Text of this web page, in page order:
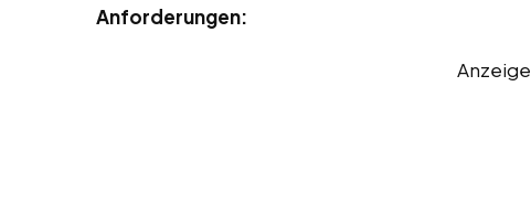
Anforderungen:
Anzeige